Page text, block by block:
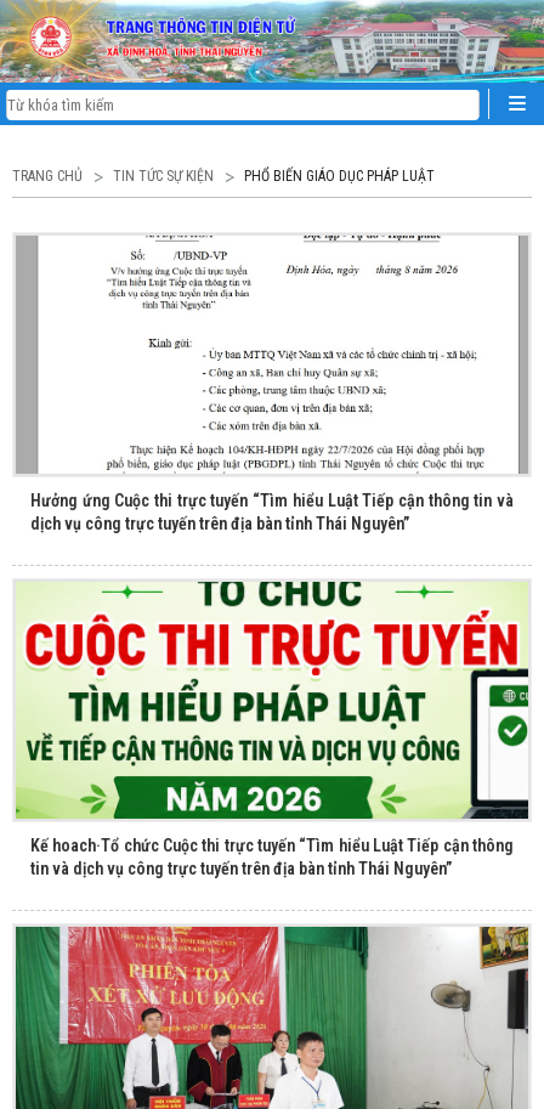
TRANG CHỦ TIN TỨC SỰ KIỆN PHỔ BIẾN GIÁO DỤC PHÁP LUẬT
Hưởng ứng Cuộc thi trực tuyến “Tìm hiểu Luật Tiếp cận thông tin và
dịch vụ công trực tuyến trên địa bàn tỉnh Thái Nguyên”
Kế hoach·Tổ chức Cuộc thi trực tuyến “Tìm hiểu Luật Tiếp cận thông
tin và dịch vụ công trực tuyến trên địa bàn tỉnh Thái Nguyên”